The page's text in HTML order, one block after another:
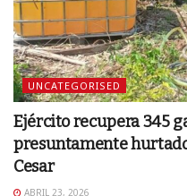
UNCATEGORISED
Ejército recupera 345
presuntamente
Cesar
ABRIL 23, 2026